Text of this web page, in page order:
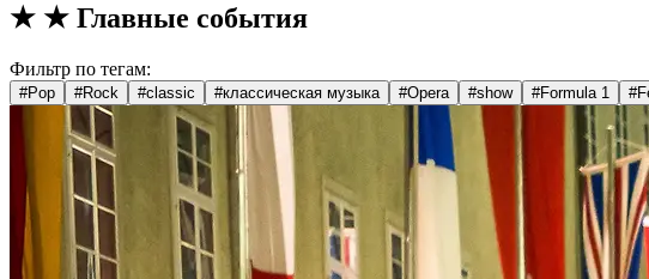
★ ★ Главные события
Фильтр по тегам:
#Pop #Rock #classic #классическая музыка #Opera #show #Formula 1 #